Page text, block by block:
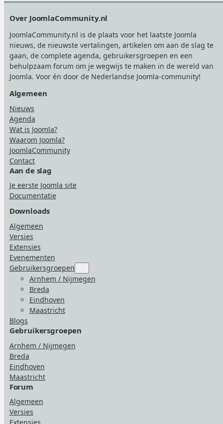
Over JoomlaCommunity.nl
JoomlaCommunity.nl is de plaats voor het laatste Joomla
nieuws, de nieuwste vertalingen, artikelen om aan de slag te
gaan, de complete agenda, gebruikersgroepen en een
behulpzaam forum om je wegwijs te maken in de wereld van
Joomla. Voor én door de Nederlandse Joomla-community!
Algemeen
Nieuws
Agenda
Wat is Joomla?
Waarom Joomla?
JoomlaCommunity
Contact
Aan de slag
Je eerste Joomla site
Documentatie
Downloads
Algemeen
Versies
Extensies
Evenementen
Gebruikersgroepen
for
“Gebruikersgroepen”
Arnhem / Nijmegen
Breda
Eindhoven
Maastricht
Blogs
Gebruikersgroepen
Arnhem / Nijmegen
Breda
Eindhoven
Maastricht
Forum
Algemeen
Versies